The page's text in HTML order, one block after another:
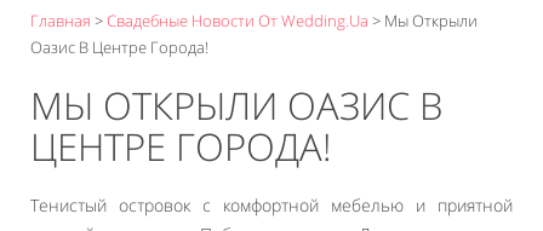
Главная >Свадебные Новости От Wedding.ua > Мы Открыли
Оазис В Центре Города!
МЫ ОТКРЫЛИ ОАЗИС В
ЦЕНТРЕ ГОРОДА!
Тенистый островок с комфортной мебелью и приятной